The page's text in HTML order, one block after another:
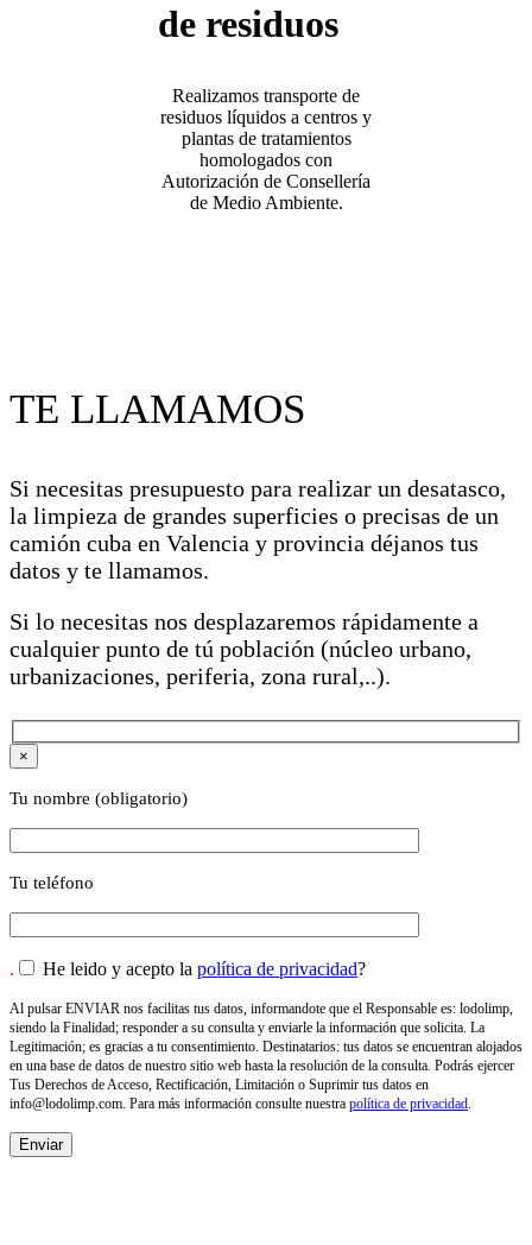
de residuos
Realizamos transporte de
residuos líquidos a centros y
plantas de tratamientos
homologados con
Autorización de Consellería
de Medio Ambiente.
TE LLAMAMOS
Si necesitas presupuesto para realizar un desatasco,
la limpieza de grandes superficies o precisas de un
camión cuba en Valencia y provincia déjanos tus
datos y te llamamos.
Si lo necesitas nos desplazaremos rápidamente a
cualquier punto de tú población (núcleo urbano,
urbanizaciones, periferia, zona rural,..).
×
Tu nombre (obligatorio)
Tu teléfono
. He leido y acepto la política de privacidad?
Al pulsar ENVIAR nos facilitas tus datos, informandote que el Responsable es: lodolimp,
siendo la Finalidad; responder a su consulta y enviarle la información que solicita. La
Legitimación; es gracias a tu consentimiento. Destinatarios: tus datos se encuentran alojados
en una base de datos de nuestro sitio web hasta la resolución de la consulta. Podrás ejercer
Tus Derechos de Acceso, Rectificación, Limitación o Suprimir tus datos en
info@lodolimp.com. Para más información consulte nuestra política de privacidad.